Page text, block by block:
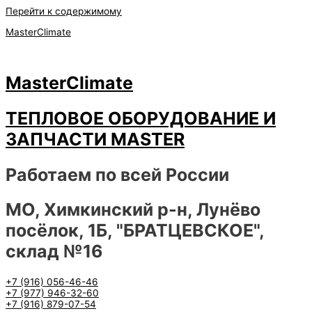
Перейти к содержимому
MasterClimate
MasterClimate
ТЕПЛОВОЕ ОБОРУДОВАНИЕ И
ЗАПЧАСТИ MASTER
Работаем по всей России
МО, Химкинский р-н, Лунёво
посёлок, 1Б, "БРАТЦЕВСКОЕ",
склад №16
+7 (916) 056-46-46
+7 (977) 946-32-60
+7 (916) 879-07-54